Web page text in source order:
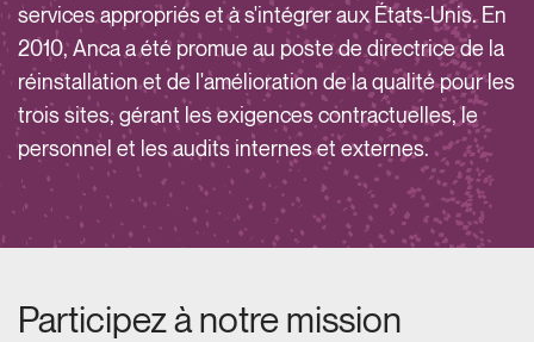
services appropriés et à s'intégrer aux États-Unis. En
2010, Anca a été promue au poste de directrice de la
réinstallation et de l'amélioration de la qualité pour les
trois sites, gérant les exigences contractuelles, le
personnel et les audits internes et externes.
Participez à notre mission